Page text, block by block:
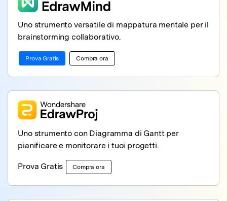
Uno strumento versatile di mappatura mentale per il
brainstorming collaborativo.
Prova Gratis Compra ora
Uno strumento con Diagramma di Gantt per
pianificare e monitorare i tuoi progetti.
Prova Gratis Compra ora